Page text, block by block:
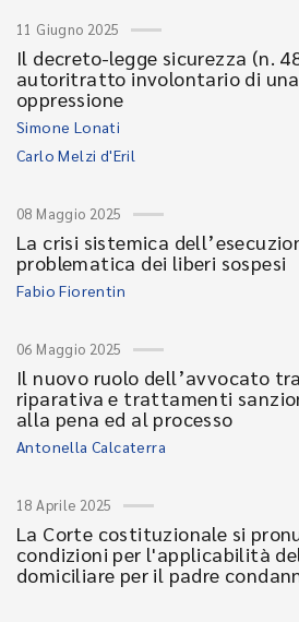
11 Giugno 2025
Il decreto-legge sicurezza (n.
autoritratto involontario di
oppressione
Simone Lonati
Carlo Melzi d'Eril
08 Maggio 2025
La crisi sistemica
problematica dei liberi sospesi
Fabio Fiorentin
06 Maggio 2025
Il nuovo ruolo dell’avvocato
riparativa e trattamenti
alla pena ed al processo
Antonella Calcaterra
18 Aprile 2025
La Corte costituzionale si
condizioni per l'applicabilità
domiciliare per il padre